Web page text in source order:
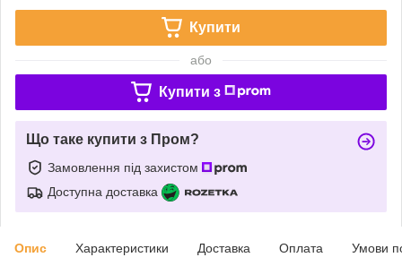
Купити
або
Купити з
Що таке купити з Пром?
Замовлення під захистом
Доступна доставка
Опис Характеристики Доставка Оплата Умови